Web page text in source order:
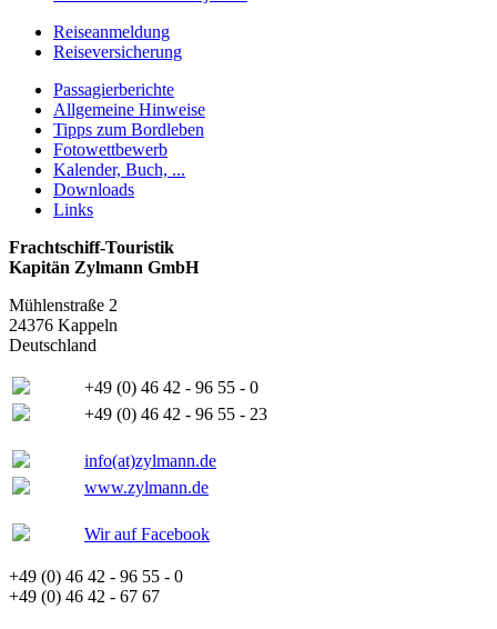
Reiseanmeldung
Reiseversicherung
Passagierberichte
Allgemeine Hinweise
Tipps zum Bordleben
Fotowettbewerb
Kalender, Buch, ...
Downloads
Links
Frachtschiff-Touristik
Kapitän Zylmann GmbH
Mühlenstraße 2
24376 Kappeln
Deutschland
+49 (0) 46 42 - 96 55 - 0
+49 (0) 46 42 - 96 55 - 23
info(at)zylmann.de
www.zylmann.de
Wir auf Facebook
+49 (0) 46 42 - 96 55 - 0
+49 (0) 46 42 - 67 67